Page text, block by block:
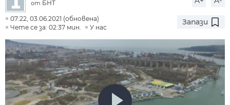
от БНТ
07:22, 03.06.2021 (обновена)
Чете се за: 02:37 мин.
У нас
Запази